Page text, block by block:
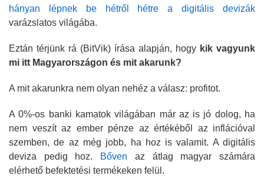
hányan lépnek be hétről hétre a digitális devizák
varázslatos világába.
Eztán térjünk rá (BitVik) írása alapján, hogy kik vagyunk
mi itt Magyarországon és mit akarunk?
A mit akarunkra nem olyan nehéz a válasz: profitot.
A 0%-os banki kamatok világában már az is jó dolog, ha
nem veszít az ember pénze az értékéből az inflációval
szemben, de az még jobb, ha hoz is valamit. A digitális
deviza pedig hoz.
Bőven az átlag magyar számára
elérhető befektetési termékeken felül.